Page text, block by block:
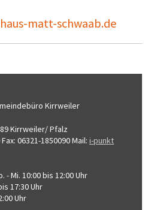
matt-schwaab.de
Kirrweiler
Kirrweiler/ Pfalz
Fax: 06321-1850090Mail: i-punkt
- Mi. 10:00 bis 12:00 Uhr
17:30 Uhr
Uhr